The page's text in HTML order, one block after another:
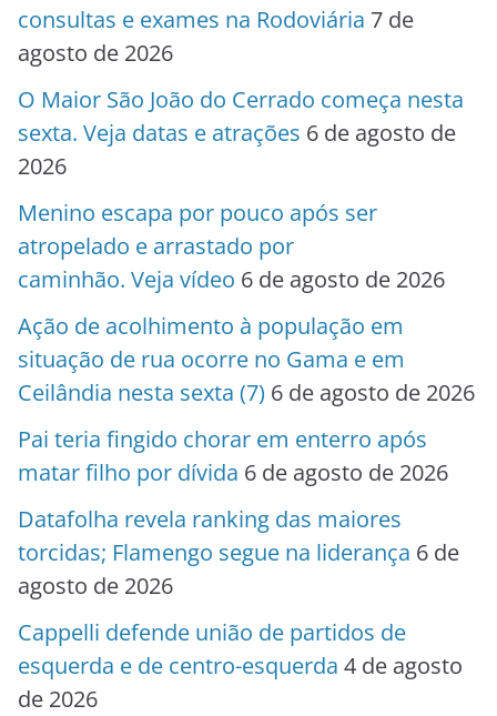
consultas e exames na Rodoviária 7 de
agosto de 2026
O Maior São João do Cerrado começa nesta
sexta. Veja datas e atrações 6 de agosto de
2026
Menino escapa por pouco após ser
atropelado e arrastado por
caminhão. Veja vídeo 6 de agosto de 2026
Ação de acolhimento à população em
situação de rua ocorre no Gama e em
Ceilândia nesta sexta (7) 6 de agosto de 2026
Pai teria fingido chorar em enterro após
matar filho por dívida 6 de agosto de 2026
Datafolha revela ranking das maiores
torcidas; Flamengo segue na liderança 6 de
agosto de 2026
Cappelli defende união de partidos de
esquerda e de centro-esquerda 4 de agosto
de 2026